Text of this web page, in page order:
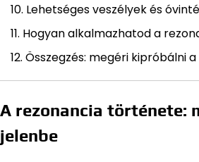
Lehetséges veszélyek és
Hogyan alkalmazhatod a
Összegzés: megéri kipróbálni
A rezonancia története:
jelenbe